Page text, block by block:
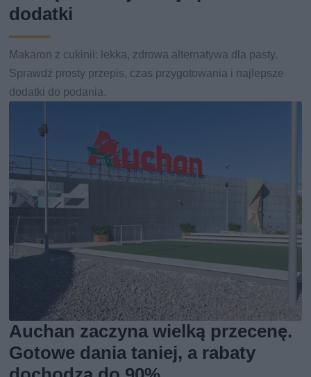
dodatki
Makaron z cukinii: lekka, zdrowa alternatywa dla pasty.
Sprawdź prosty przepis, czas przygotowania i najlepsze
dodatki do podania.
Auchan zaczyna wielką przecenę.
Gotowe dania taniej, a rabaty